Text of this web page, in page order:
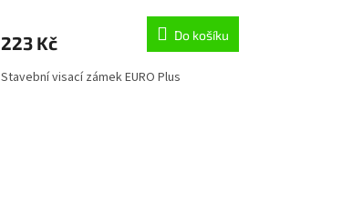
223 Kč Do košíku
Stavební visací zámek EURO Plus